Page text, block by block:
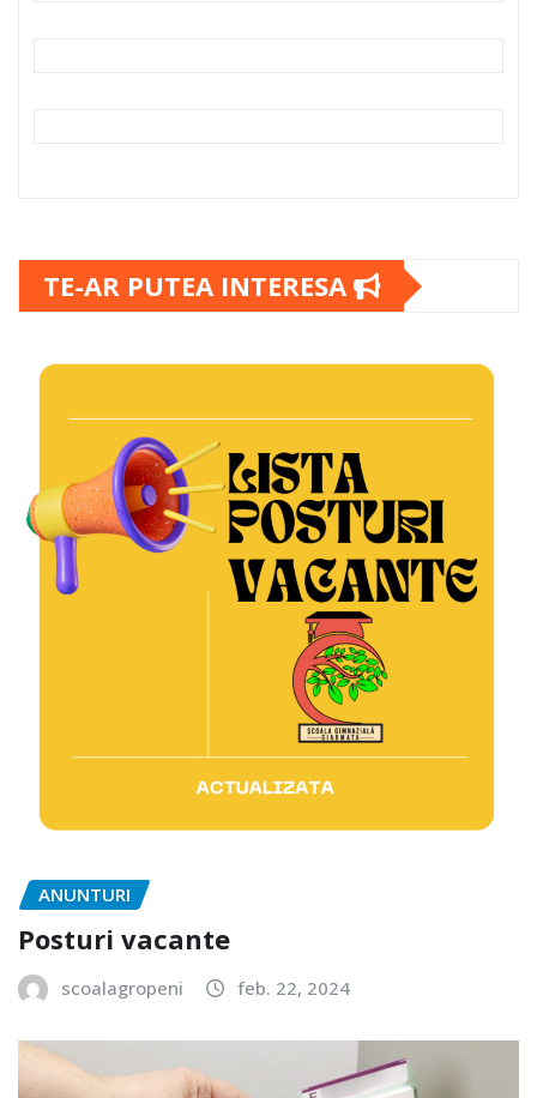
TE-AR PUTEA INTERESA
ANUNTURI
Posturi vacante
scoalagropeni feb. 22, 2024